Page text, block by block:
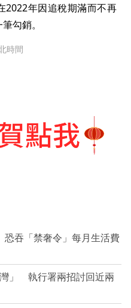
2022年因追稅期滿而不再
勾銷。
時間
吞「禁奢令」每月生活費
」 執行署兩招討回近兩